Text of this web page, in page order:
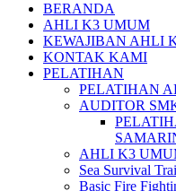
BERANDA
AHLI K3 UMUM
KEWAJIBAN AHLI
KONTAK KAMI
PELATIHAN
PELATIHAN
AUDITOR
AHLI K3
Sea Survival
Basic Fire